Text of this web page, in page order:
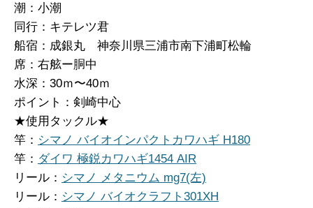
潮：小潮
同行：キテレツ君
船宿：成銀丸 神奈川県三浦市南下浦町松輪
席：右舷ー胴中
水深：30ｍ〜40ｍ
ポイント：剣崎中心
★使用タックル★
竿： シマノ バイオインパクトカワハギ H180
竿： ダイワ 極鋭カワハギ1454 AIR
リール： シマノ メタニウム mg7(左)
リール： シマノ バイオクラフト301XH